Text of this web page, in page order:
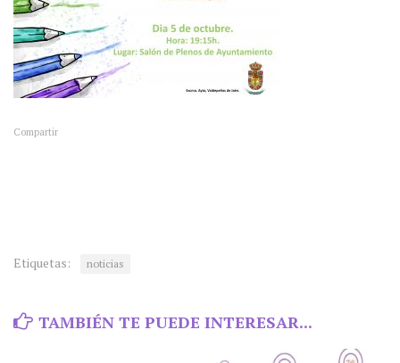
Compartir
Etiquetas: noticias
TAMBIÉN TE PUEDE INTERESAR...